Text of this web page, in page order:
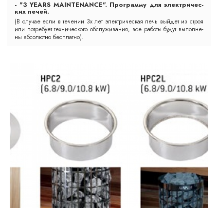
- "3 YEARS MAINTENANCE". Прог­рам­му для элект­ри­чес­
ких пе­чей.
(В слу­чае ес­ли в те­че­нии 3х лет элект­ри­чес­кая печь вый­дет из строя
или пот­ре­бу­ет тех­ни­чес­ко­го обс­лу­жи­ва­ния, все ра­бо­ты бу­дут вы­пол­не­
ны аб­со­лют­но бесп­лат­но).